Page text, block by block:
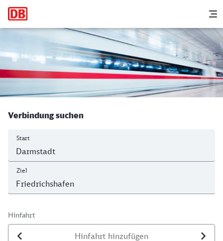
Hauptnavigation
Darmstadt Hbf - Friedrichshafen Stadt
Verbindung suchen
Start
Ziel
Hinfahrt
Datum der Hinfahrt